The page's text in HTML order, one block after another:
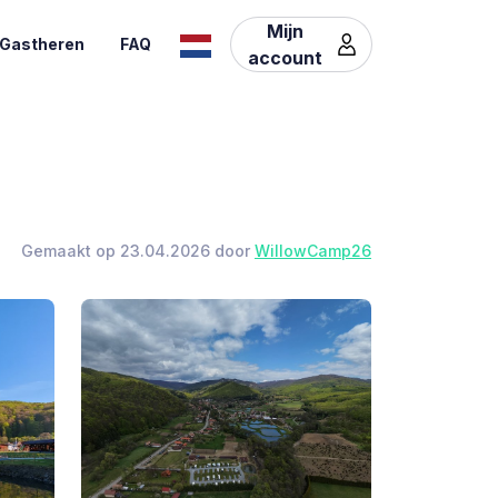
FAQ
Mijn
account
Gemaakt op 23.04.2026 door WillowCamp26